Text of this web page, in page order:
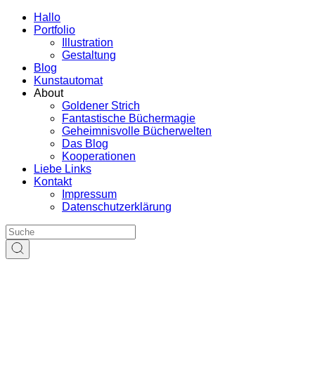
Hallo
Portfolio
Illustration
Gestaltung
Blog
Kunstautomat
About
Goldener Strich
Fantastische Büchermagie
Geheimnisvolle Bücherwelten
Das Blog
Kooperationen
Liebe Links
Kontakt
Impressum
Datenschutzerklärung